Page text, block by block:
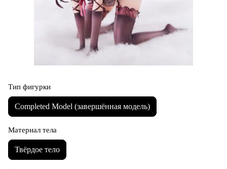
Тип фигурки
Completed Model (завершённая модель)
Материал тела
Твёрдое тело